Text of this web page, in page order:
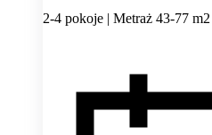
2-4 pokoje | Metraż 43-77 m2